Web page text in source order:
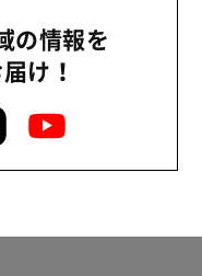
の情報を
け！